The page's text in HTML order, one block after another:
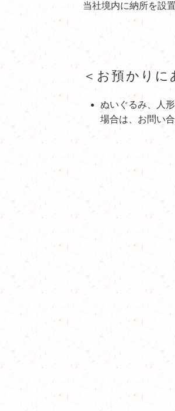
当社境内に納所を設
＜お預かりに
ぬいぐるみ、人
場合は、お問い